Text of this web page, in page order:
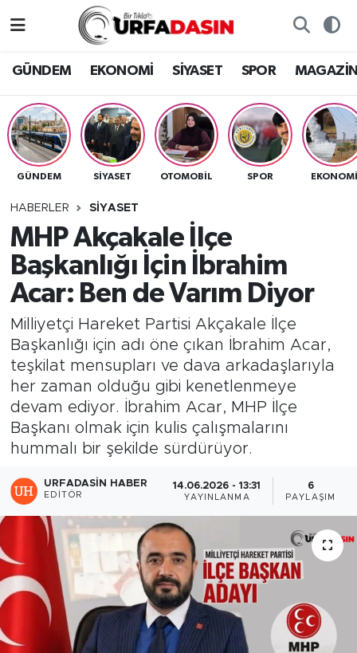
GÜNDEM EKONOMİ SİYASET SPOR
GÜNDEM SİYASET OTOMOBİL SPOR EKONOMİ
HABERLER SİYASET
MHP Akçakale İlçe
Başkanlığı İçin İbrahim
Acar: Ben de Varım Diyor
Milliyetçi Hareket Partisi Akçakale İlçe
Başkanlığı için adı öne çıkan İbrahim Acar,
teşkilat mensupları ve dava arkadaşlarıyla
her zaman olduğu gibi kenetlenmeye
devam ediyor. İbrahim Acar, MHP İlçe
Başkanı olmak için kulis çalışmalarını
hummalı bir şekilde sürdürüyor.
URFADASIN HABER
EDITÖR
14.06.2026 - 13:31
YAYINLANMA
6
PAYLAŞIM
EKONOMİ
SİYASET
SPOR
SAĞLIK
TEKNOLOJİ
OTOMOBİL
Gizlilik ve Güvenlik Politikası
İletişim
Nöbetçi Eczaneler
Hava Durumu
Namaz Vakitleri
Trafik Durumu
Süper Lig Puan Durumu ve Fikstür
Tüm Manşetler
Son Dakika Haberleri
Haber Arşivi